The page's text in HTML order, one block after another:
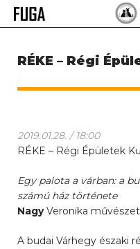
Skip
Keresés:
RÉKE – Régi
2019.01.28. / 18:00
RÉKE – Régi Épületek
Egy palota a várban: a
számú ház története
NagyVeronika
A budai Várhegy északi